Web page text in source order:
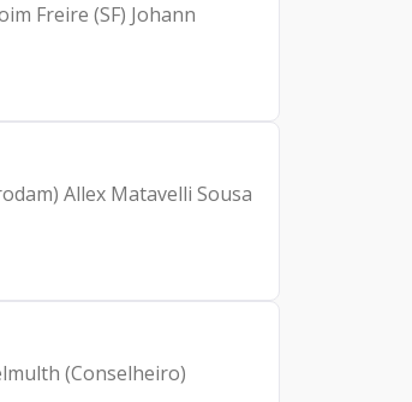
Freire (SF) Johann
Allex Matavelli Sousa
(Conselheiro)